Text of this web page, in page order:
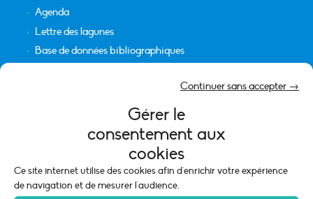
Gérer le
consentement aux
cookies
Ce site internet utilise des cookies afin d'enrichir votre expérience
de navigation et de mesurer l'audience.
Continuer sans accepter →
Agenda
Lettre des lagunes
Base de données bibliographiques
Mentions légales
Politique de cookies (UE)